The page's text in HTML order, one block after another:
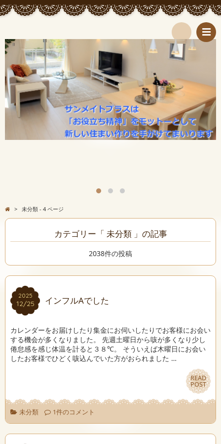
検
> 未分類 - 4 ページ
カテゴリー「 未分類 」の記事
2038件の投稿
2025
12/25
2025
12/25 インフルAでした
カレンダーをお届けしたり集金にお伺いしたりでお客様にお会い
する機会が多くなりました。 先週土曜日から咳が多くなり少し
倦怠感を感じ体温を計ると３８℃。 そういえば木曜日にお会い
したお客様でひどく咳込んでいた方がおられました …
READ
POST
READ
POST
未分類 1件のコメント